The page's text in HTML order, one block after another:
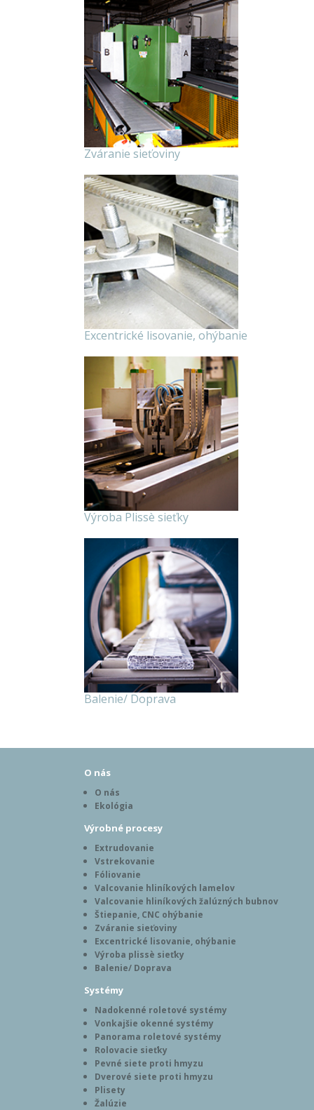
Zváranie sieťoviny
Excentrické lisovanie, ohýbanie
Výroba Plissè sieťky
Balenie/ Doprava
O nás
O nás
Ekológia
Výrobné procesy
Extrudovanie
Vstrekovanie
Fóliovanie
Valcovanie hliníkových lamelov
Valcovanie hliníkových žalúzných bubnov
Štiepanie, CNC ohýbanie
Zváranie sieťoviny
Excentrické lisovanie, ohýbanie
Výroba plissè sieťky
Balenie/ Doprava
Systémy
Nadokenné roletové systémy
Vonkajšie okenné systémy
Panorama roletové systémy
Rolovacie sieťky
Pevné siete proti hmyzu
Dverové siete proti hmyzu
Plisety
Žalúzie